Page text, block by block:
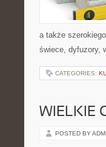
a także
świece, dyfuzory,
CATEGORIES:
WIELKIE
POSTED BY